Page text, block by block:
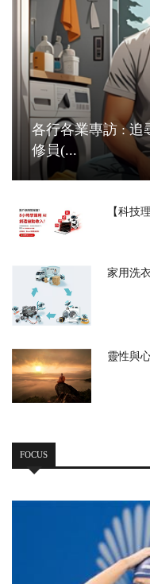
各行各業專訪 : 追
修員(...
【科技
家用洗
靈性與
FOCUS